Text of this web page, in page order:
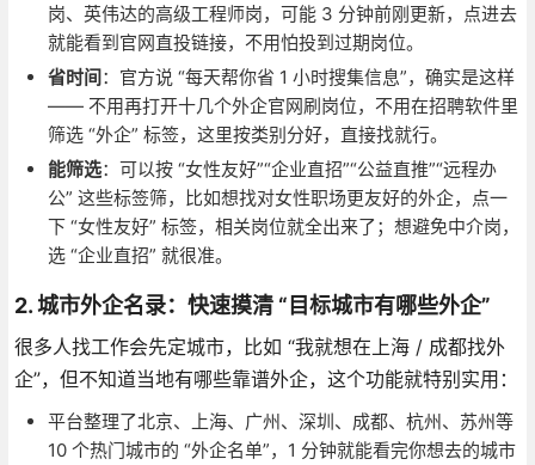
岗、英伟达的高级工程师岗，可能 3 分钟前刚更新，点进去
就能看到官网直投链接，不用怕投到过期岗位。
省时间：官方说 “每天帮你省 1 小时搜集信息”，确实是这样
—— 不用再打开十几个外企官网刷岗位，不用在招聘软件里
筛选 “外企” 标签，这里按类别分好，直接找就行。
能筛选：可以按 “女性友好”“企业直招”“公益直推”“远程办
公” 这些标签筛，比如想找对女性职场更友好的外企，点一
下 “女性友好” 标签，相关岗位就全出来了；想避免中介岗，
选 “企业直招” 就很准。
2. 城市外企名录：快速摸清 “目标城市有哪些外企”
很多人找工作会先定城市，比如 “我就想在上海 / 成都找外
企”，但不知道当地有哪些靠谱外企，这个功能就特别实用：
平台整理了北京、上海、广州、深圳、成都、杭州、苏州等
10 个热门城市的 “外企名单”，1 分钟就能看完你想去的城市